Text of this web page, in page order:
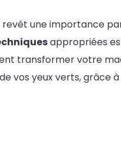
revêt une importance
appropriées
transformer votre
vos yeux verts, grâce